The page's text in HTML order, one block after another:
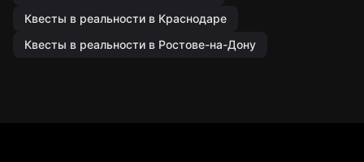
Квесты в реальности в Краснодаре
Квесты в реальности в Ростове-на-Дону